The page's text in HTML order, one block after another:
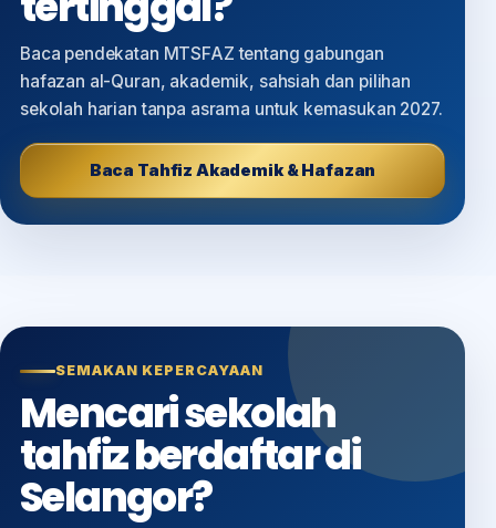
Baca pendekatan MTSFAZ tentang gabungan
hafazan al-Quran, akademik, sahsiah dan pilihan
sekolah harian tanpa asrama untuk kemasukan 2027.
Baca Tahfiz Akademik & Hafazan
SEMAKAN KEPERCAYAAN
Mencari sekolah
tahfiz berdaftar di
Selangor?